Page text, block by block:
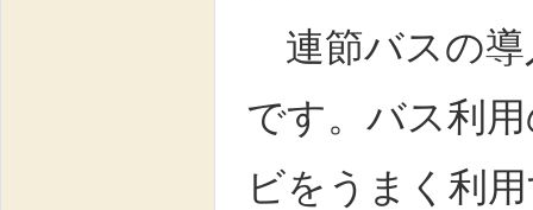
連節バスの導
です。バス利
ビをうまく利